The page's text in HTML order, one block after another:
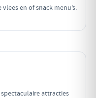
en of snack menu’s.
attracties